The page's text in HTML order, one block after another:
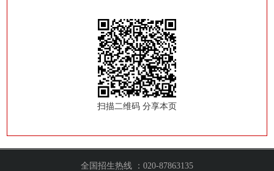
扫描二维码 分享本页
全国招生热线 ：020-87863135